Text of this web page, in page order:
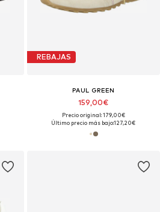
REBAJAS
PAUL GREEN
159,00€
Precio original: 179,00€
Último precio más bajo:127,20€